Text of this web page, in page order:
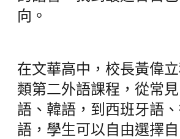
向。
在文華高中，校長黃偉
類第二外語課程，從常
語、韓語，到西班牙語
語，學生可以自由選擇